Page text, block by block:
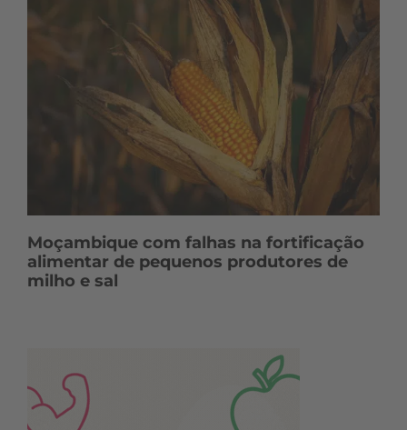
Moçambique com falhas na fortificação
alimentar de pequenos produtores de
milho e sal